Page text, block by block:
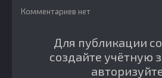
Комментариев нет
Для публикации
создайте учётную